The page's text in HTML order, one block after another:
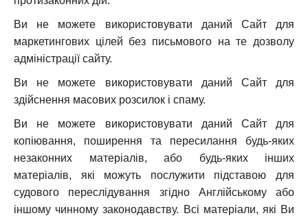
Ви не можете використовувати даний Сайт для
маркетингових цілей без письмового на те дозволу
адміністрації сайту.
Ви не можете використовувати даний Сайт для
здійснення масових розсилок і спаму.
Ви не можете використовувати даний Сайт для
копіювання, поширення та пересилання будь-яких
незаконних матеріалів, або будь-яких інших
матеріалів, які можуть послужити підставою для
судового переслідування згідно Англійському або
іншому чинному законодавству. Всі матеріали, які Ви